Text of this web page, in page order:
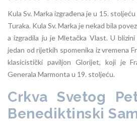
Kula Sv. Marka izgrađena je u 15.
Turaka. Kula Sv. Marka je nekad bila
a izgradila ju je Mletačka Vlast. U
jedan od rijetkih spomenika iz vremena
klasicistički paviljon Glorijet, koji je
Generala Marmonta u 19. stoljeću.
Crkva Svetog
Benediktinski